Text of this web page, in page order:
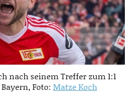
nach seinem Treffer zum 1:1
Bayern, Foto: Matze Koch